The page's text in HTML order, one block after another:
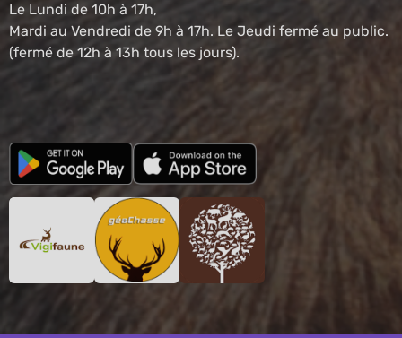
Le Lundi de 10h à 17h,
Mardi au Vendredi de 9h à 17h. Le Jeudi fermé au public.
(fermé de 12h à 13h tous les jours).